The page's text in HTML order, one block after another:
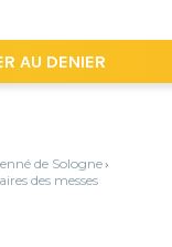
AU DENIER
de Sologne›
des messes